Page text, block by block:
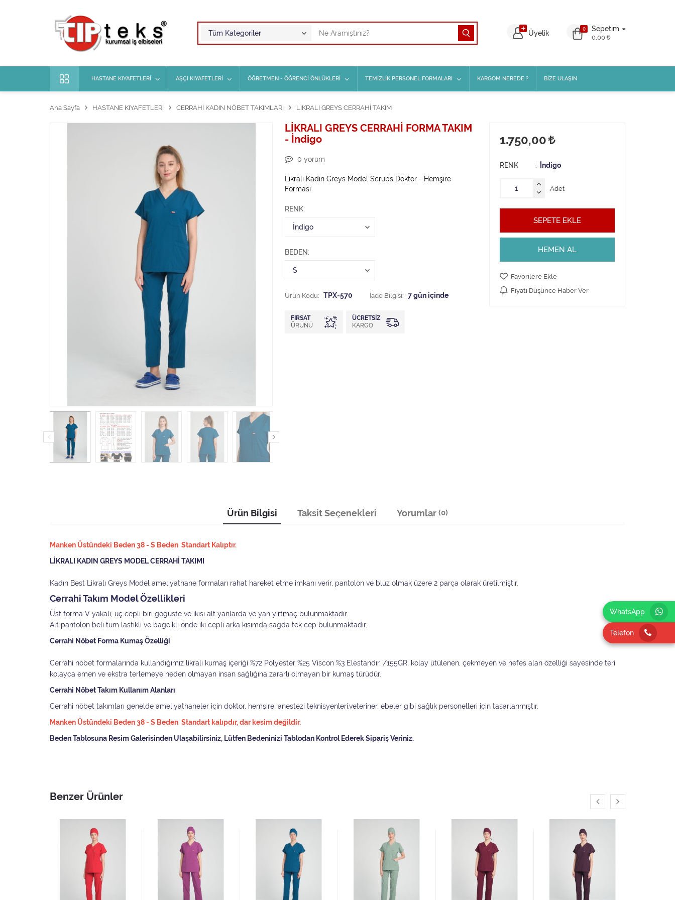
WhatsApp
Telefon
0 Sepetim
0,00
Üyelik
HASTANE KIYAFETLERİ AŞÇI KIYAFETLERİ ÖĞRETMEN - ÖĞRENCİ ÖNLÜKLERİ TEMİZLİK PERSONEL FORMALARI KARGOM NEREDE ? BİZE ULAŞIN
Ana Sayfa HASTANE KIYAFETLERİ CERRAHİ KADIN NÖBET TAKIMLARI LİKRALI GREYS CERRAHİ TAKIM
LİKRALI GREYS CERRAHİ FORMA TAKIM
- İndigo
0 yorum
Likralı Kadın Greys Model Scrubs Doktor - Hemşire
Forması
RENK
BEDEN
Ürün Kodu: TPX-570 İade Bilgisi:
FIRSAT
ÜRÜNÜ
ÜCRETSIZ
KARGO
1.750,00
RENK İndigo
Adet
SEPETE EKLE
HEMEN AL
Favorilere Ekle
Fiyatı Düşünce Haber Ver
Ürün Bilgisi Taksit Seçenekleri Yorumlar (0)
Manken Üstündeki Beden 38 - S Beden Standart Kalıptır.
LİKRALI KADIN GREYS MODEL CERRAHİ TAKIMI
Kadın Best Likralı Greys Model ameliyathane formaları rahat hareket etme imkanı verir, pantolon ve bluz olmak üzere 2 parça olarak üretilmiştir.
Cerrahi Takım Model Özellikleri
Üst forma V yakalı, üç cepli biri göğüste ve ikisi alt yanlarda ve yan yırtmaç bulunmaktadır.
Alt pantolon beli tüm lastikli ve bağcıklı önde iki cepli arka kısımda sağda tek cep bulunmaktadır.
Cerrahi Nöbet Forma Kumaş Özelliği
Cerrahi nöbet formalarında kullandığımız likralı kumaş içeriği %72 Polyester %25 Viscon %3 Elestandır. /155GR, kolay ütülenen, çekmeyen ve nefes alan özelliği sayesinde teri
kolayca emen ve ekstra terlemeye neden olmayan insan sağlığına zararlı olmayan bir kumaş türüdür.
Cerrahi Nöbet Takım Kullanım Alanları
Cerrahi nöbet takımları genelde ameliyathaneler için doktor, hemşire, anestezi teknisyenleri,veteriner, ebeler gibi sağlık personelleri için tasarlanmıştır.
Manken Üstündeki Beden 38 - S Beden Standart kalıpdır, dar kesim değildir.
Beden Tablosuna Resim Galerisinden Ulaşabilirsiniz, Lütfen Bedeninizi Tablodan Kontrol Ederek Sipariş Veriniz.
Benzer Ürünler